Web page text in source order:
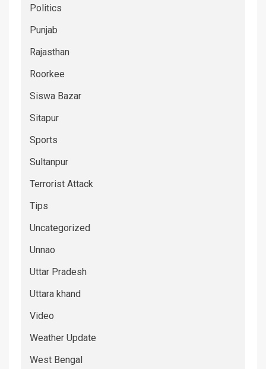
Politics
Punjab
Rajasthan
Roorkee
Siswa Bazar
Sitapur
Sports
Sultanpur
Terrorist Attack
Tips
Uncategorized
Unnao
Uttar Pradesh
Uttara khand
Video
Weather Update
West Bengal